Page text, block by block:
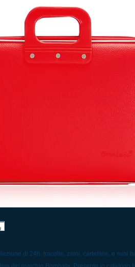
di 24h, tracolle, zaini, cartelline, e mini